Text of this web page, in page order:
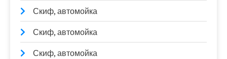
Скиф, автомойка
Скиф, автомойка
Скиф, автомойка